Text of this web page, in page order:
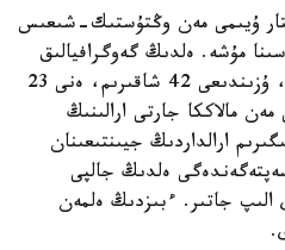
ۇيىمى مەن وڭتۇستىك-شىعىس
مۇشە. ەلدىڭ گەوگرافيالىق
قونىستانۋى جايلى بار بولعانى، ۇزىندىعى 42 شاقىرىم، ەنى 23
مەن مالاككا جارتى ارالىنىڭ
ارالداردىڭ جيىنتىعىنان
ەلدىڭ جالپى
الىپ جاتىر. ءبىزدىڭ ەلمەن